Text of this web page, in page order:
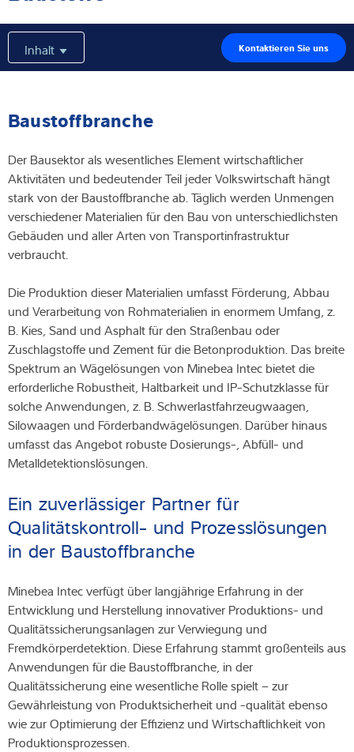
Expertise und Wissen
Über uns
Produktfinder
Inhalt Kontaktieren Sie uns
Baustoffbranche
Der Bausektor als wesentliches Element wirtschaftlicher
Aktivitäten und bedeutender Teil jeder Volkswirtschaft hängt
stark von der Baustoffbranche ab. Täglich werden Unmengen
verschiedener Materialien für den Bau von unterschiedlichsten
Gebäuden und aller Arten von Transportinfrastruktur
verbraucht.
Die Produktion dieser Materialien umfasst Förderung, Abbau
und Verarbeitung von Rohmaterialien in enormem Umfang, z.
B. Kies, Sand und Asphalt für den Straßenbau oder
Zuschlagstoffe und Zement für die Betonproduktion. Das breite
Spektrum an Wägelösungen von Minebea Intec bietet die
erforderliche Robustheit, Haltbarkeit und IP-Schutzklasse für
solche Anwendungen, z. B. Schwerlastfahrzeugwaagen,
Silowaagen und Förderbandwägelösungen. Darüber hinaus
umfasst das Angebot robuste Dosierungs-, Abfüll- und
Metalldetektionslösungen.
Ein zuverlässiger Partner für
Qualitätskontroll- und Prozesslösungen
in der Baustoffbranche
Minebea Intec verfügt über langjährige Erfahrung in der
Entwicklung und Herstellung innovativer Produktions- und
Qualitätssicherungsanlagen zur Verwiegung und
Fremdkörperdetektion. Diese Erfahrung stammt großenteils aus
Anwendungen für die Baustoffbranche, in der
Qualitätssicherung eine wesentliche Rolle spielt – zur
Gewährleistung von Produktsicherheit und -qualität ebenso
wie zur Optimierung der Effizienz und Wirtschaftlichkeit von
Produktionsprozessen.